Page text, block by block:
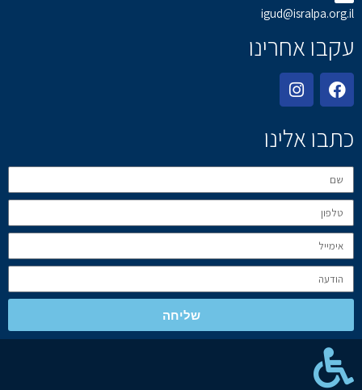
igud@isralpa.org.il
עקבו אחרינו
כתבו אלינו
שליחה